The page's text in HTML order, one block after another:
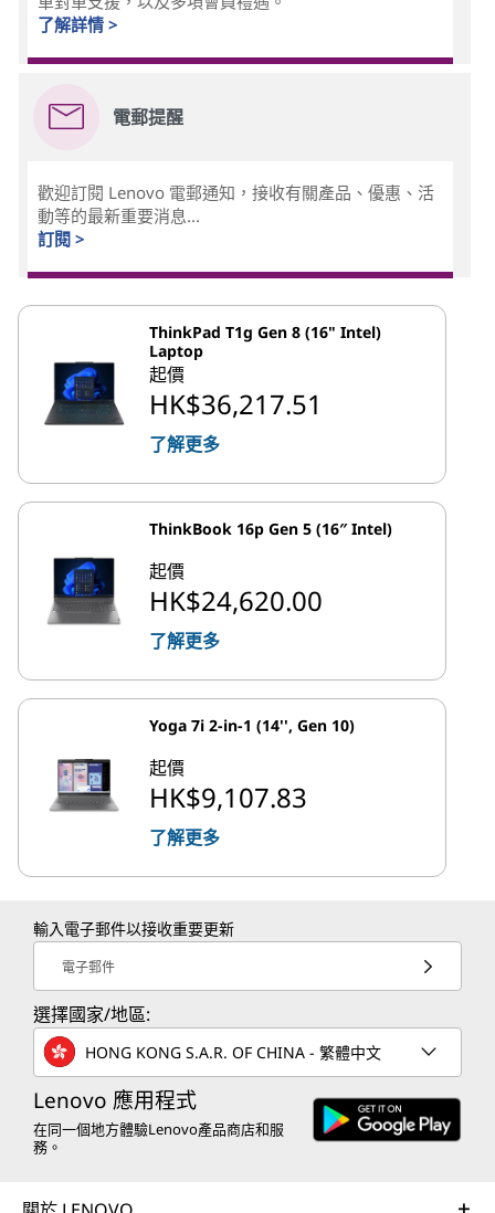
了解詳情 >
電郵提醒
歡迎訂閱 Lenovo 電郵通知，接收有關產品、優惠、活
動等的最新重要消息...
訂閱 >
ThinkPad T1g Gen 8 (16" Intel)
Laptop
起價
HK$36,217.51
了解更多
ThinkBook 16p Gen 5 (16″ Intel)
起價
HK$24,620.00
了解更多
Yoga 7i 2-in-1 (14'', Gen 10)
起價
HK$9,107.83
了解更多
輸入電子郵件以接收重要更新
電子郵件
選擇國家/地區:
HONG KONG S.A.R. OF CHINA - 繁體中文
Lenovo 應用程式
在同一個地方體驗Lenovo產品商店和服
務。